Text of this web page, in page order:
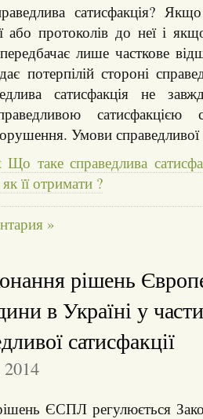
сатисфакція?
або протоколів до неї і
лише часткове
потерпілій стороні
сатисфакція не
Умови
Що таке справедлива
її отримати ?
»
рішень
в Україні у
сатисфакції
ЄСПЛ регулюється